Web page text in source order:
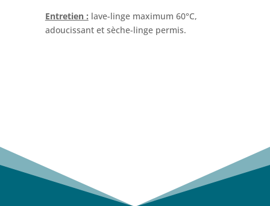
Entretien : lave-linge maximum 60°C,
adoucissant et sèche-linge permis.